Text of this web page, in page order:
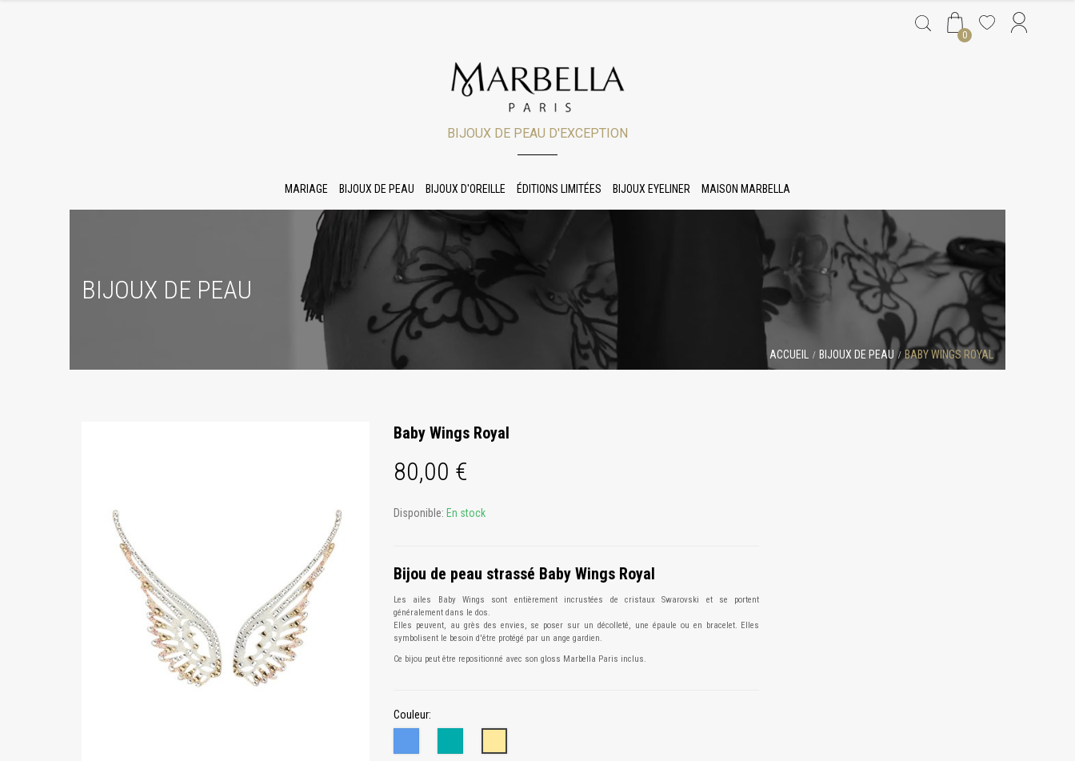
0
BIJOUX DE PEAU D'EXCEPTION
MARIAGE BIJOUX DE PEAU BIJOUX D'OREILLE ÉDITIONS LIMITÉES BIJOUX EYELINER MAISON MARBELLA
BIJOUX DE PEAU
ACCUEIL BIJOUX DE PEAU BABY WINGS ROYAL
Baby Wings Royal
80,00 €
Disponible: En stock
Bijou de peau strassé Baby Wings Royal
Les ailes Baby Wings sont entièrement incrustées de cristaux Swarovski et se portent
généralement dans le dos.
Elles peuvent, au grès des envies, se poser sur un décolleté, une épaule ou en bracelet. Elles
symbolisent le besoin d'être protégé par un ange gardien.
Ce bijou peut être repositionné avec son gloss Marbella Paris inclus.
Couleur: